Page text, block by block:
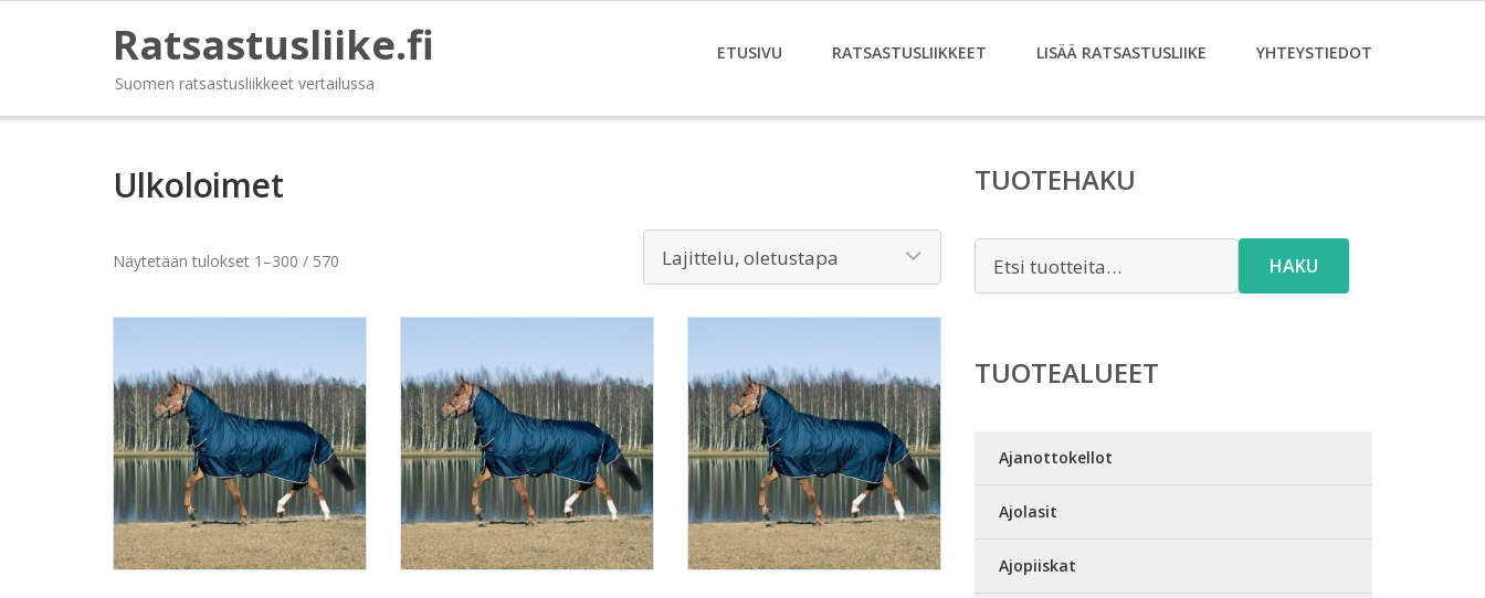
Ratsastusliike.fi
Suomen ratsastusliikkeet vertailussa
ETUSIVU RATSASTUSLIIKKEET LISÄÄ RATSASTUSLIIKE YHTEYSTIEDOT
Ulkoloimet
Näytetään tulokset 1–300 / 570
TUOTEHAKU
HAKU
TUOTEALUEET
Ajanottokellot
Ajolasit
Ajopiiskat